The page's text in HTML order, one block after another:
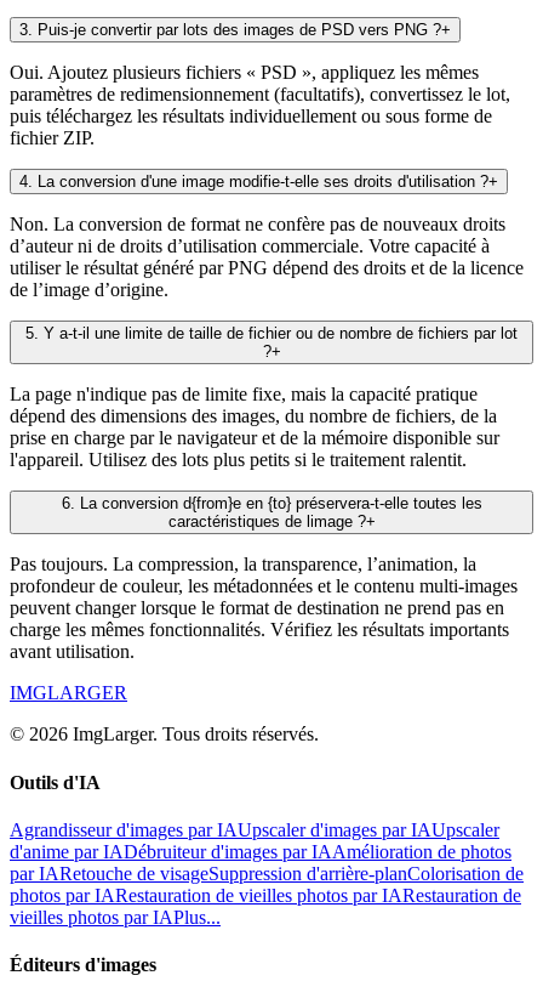
3. Puis-je convertir par lots des images de PSD vers PNG ?+
Oui. Ajoutez plusieurs fichiers « PSD », appliquez les mêmes
paramètres de redimensionnement (facultatifs), convertissez le lot,
puis téléchargez les résultats individuellement ou sous forme de
fichier ZIP.
4. La conversion d'une image modifie-t-elle ses droits d'utilisation ?+
Non. La conversion de format ne confère pas de nouveaux droits
d’auteur ni de droits d’utilisation commerciale. Votre capacité à
utiliser le résultat généré par PNG dépend des droits et de la licence
de l’image d’origine.
5. Y a-t-il une limite de taille de fichier ou de nombre de fichiers par lot
?+
La page n'indique pas de limite fixe, mais la capacité pratique
dépend des dimensions des images, du nombre de fichiers, de la
prise en charge par le navigateur et de la mémoire disponible sur
l'appareil. Utilisez des lots plus petits si le traitement ralentit.
6. La conversion d{from}e en {to} préservera-t-elle toutes les
caractéristiques de limage ?+
Pas toujours. La compression, la transparence, l’animation, la
profondeur de couleur, les métadonnées et le contenu multi-images
peuvent changer lorsque le format de destination ne prend pas en
charge les mêmes fonctionnalités. Vérifiez les résultats importants
avant utilisation.
IMGLARGER
© 2026 ImgLarger. Tous droits réservés.
Outils d'IA
Agrandisseur d'images par IAUpscaler d'images par IAUpscaler
d'anime par IADébruiteur d'images par IAAmélioration de photos
par IARetouche de visageSuppression d'arrière-planColorisation de
photos par IARestauration de vieilles photos par IARestauration de
vieilles photos par IAPlus...
Éditeurs d'images